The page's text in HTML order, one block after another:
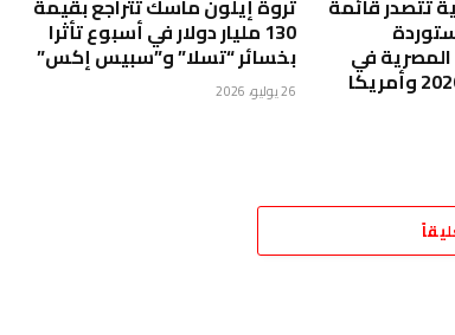
تتصدر قائمة
المصرية في
النصف الأول من 2026 وأمريكا
ثروة إيلون ماسك تتراجع بقيمة
130 مليار دولار في أسبوع تأثرا
بخسائر “تسلا” و”سبيس إكس”
26 يوليو، 2026